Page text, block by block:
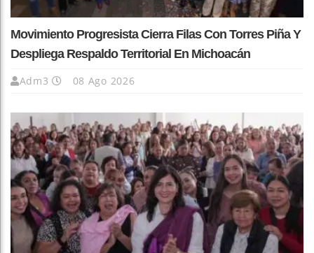
Movimiento Progresista Cierra Filas Con Torres Piña Y
Despliega Respaldo Territorial En Michoacán
Adm3 08 Ago 2026